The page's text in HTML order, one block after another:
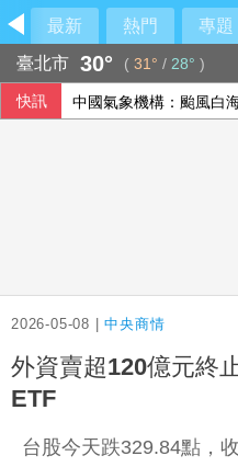
最新 熱門 專題
臺北市 30° ( 31° / 28° )
快訊 中國氣象機構：颱風白
2026-05-08 |中央商情
外資賣超120億元終
ETF
台股今天跌329.84點，